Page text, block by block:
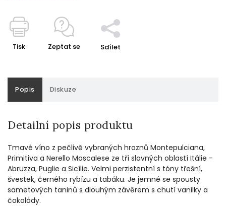
Tisk Zeptat se Sdílet
Popis Diskuze
Detailní popis produktu
Tmavé víno z pečlivě vybraných hroznů Montepulciana,
Primitiva a Nerello Mascalese ze tří slavných oblastí Itálie -
Abruzza, Puglie a Sicílie. Velmi perzistentní s tóny třešní,
švestek, černého rybízu a tabáku. Je jemné se spousty
sametových taninů s dlouhým závěrem s chutí vanilky a
čokolády.